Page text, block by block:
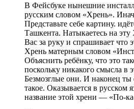
В Фейсбуке нынешние
русским словом «Хрень».
Представьте себе картину.
Ташкента. Натыкаетесь на эту
Вас за руку и спрашивает что
Хрень матерным словом
Объяснить ребёнку, что это
поскольку никакого смысла в
Безмозглые они. И наконец
такое. Оказывается в русском
название этой хрени — «По-